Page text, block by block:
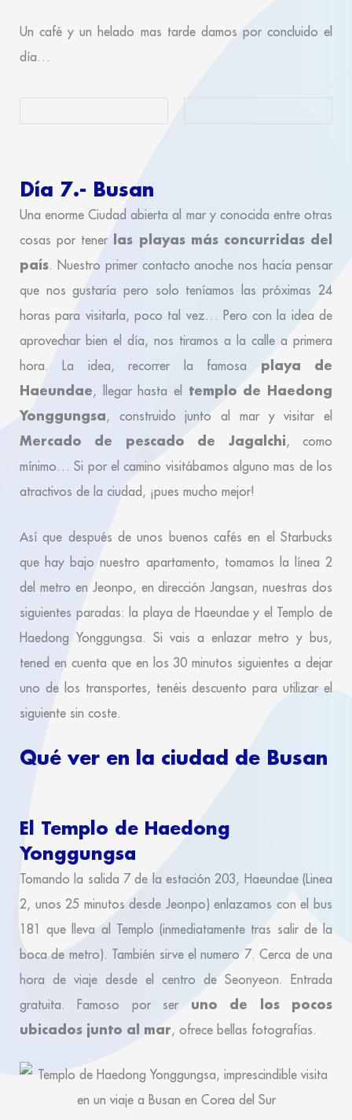
Un café y un helado mas tarde damos por concluido el
día…
Día 7.- Busan
Una enorme Ciudad abierta al mar y conocida entre otras
cosas por tenerlas playas más concurridas del
país. Nuestro primer contacto anoche nos hacía pensar
que nos gustaría pero solo teníamos las próximas 24
horas para visitarla, poco tal vez… Pero con la idea de
aprovechar bien el día, nos tiramos a la calle a primera
hora. La idea, recorrer la famosa playa de
Haeundae, llegar hasta el templo de Haedong
Yonggungsa, construido junto al mar y visitar el
Mercado de pescado de Jagalchi, como
mínimo… Si por el camino visitábamos alguno mas de los
atractivos de la ciudad, ¡pues mucho mejor!
Así que después de unos buenos cafés en el Starbucks
que hay bajo nuestro apartamento, tomamos la línea 2
del metro en Jeonpo, en dirección Jangsan, nuestras dos
siguientes paradas: la playa de Haeundae y el Templo de
Haedong Yonggungsa. Si vais a enlazar metro y bus,
tened en cuenta que en los 30 minutos siguientes a dejar
uno de los transportes, tenéis descuento para utilizar el
siguiente sin coste.
Qué ver en la ciudad de Busan
El Templo de Haedong
Yonggungsa
Tomando la salida 7 de la estación 203, Haeundae (Linea
2, unos 25 minutos desde Jeonpo) enlazamos con el bus
181 que lleva al Templo (inmediatamente tras salir de la
boca de metro). También sirve el numero 7. Cerca de una
hora de viaje desde el centro de Seonyeon. Entrada
gratuita. Famoso por ser uno de los pocos
ubicados junto al mar, ofrece bellas fotografías.